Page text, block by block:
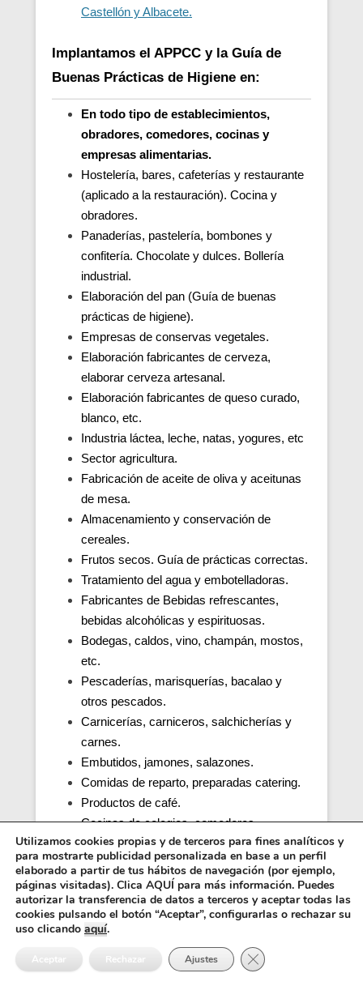
Castellón y Albacete.
Implantamos el APPCC y la Guía de
Buenas Prácticas de Higiene en:
En todo tipo de establecimientos,
obradores, comedores, cocinas y
empresas alimentarias.
Hostelería, bares, cafeterías y restaurante
(aplicado a la restauración). Cocina y
obradores.
Panaderías, pastelería, bombones y
confitería. Chocolate y dulces. Bollería
industrial.
Elaboración del pan (Guía de buenas
prácticas de higiene).
Empresas de conservas vegetales.
Elaboración fabricantes de cerveza,
elaborar cerveza artesanal.
Elaboración fabricantes de queso curado,
blanco, etc.
Industria láctea, leche, natas, yogures, etc
Sector agricultura.
Fabricación de aceite de oliva y aceitunas
de mesa.
Almacenamiento y conservación de
cereales.
Frutos secos. Guía de prácticas correctas.
Tratamiento del agua y embotelladoras.
Fabricantes de Bebidas refrescantes,
bebidas alcohólicas y espirituosas.
Bodegas, caldos, vino, champán, mostos,
etc.
Pescaderías, marisquerías, bacalao y
otros pescados.
Carnicerías, carniceros, salchicherías y
carnes.
Embutidos, jamones, salazones.
Comidas de reparto, preparadas catering.
Productos de café.
Cocinas de colegios, comedores
escolares, guarderías, parvularios.
Cocinas y comedores de residencias de
ancianos (tercera edad).
Cocina, obrador y comedor de hospitales y
penitenciarias.
Distribuidores alimentos, transporte y
distribución.
Utilizamos cookies propias y de terceros para fines analíticos y
para mostrarte publicidad personalizada en base a un perfil
elaborado a partir de tus hábitos de navegación (por ejemplo,
páginas visitadas). Clica AQUÍ para más información. Puedes
autorizar la transferencia de datos a terceros y aceptar todas las
cookies pulsando el botón “Aceptar”, configurarlas o rechazar su
uso clicando aquí.
Aceptar Rechazar Ajustes Cerrar el banner de